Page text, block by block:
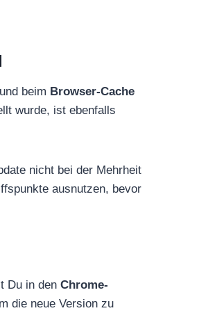
und beim Browser-Cache
wurde, ist ebenfalls
nicht bei der Mehrheit
ausnutzen, bevor
Du in den Chrome-
die neue Version zu